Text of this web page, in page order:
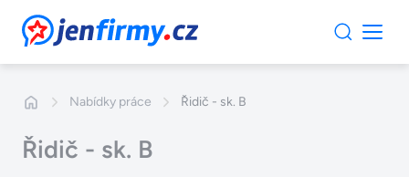
JenFirmy.cz
Nabídky práce Řidič - sk. B
Řidič - sk. B